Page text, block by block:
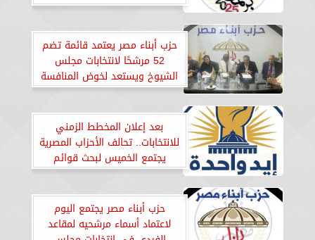
حزب أبناء مصر يعتمد قائمة تضم
52 مرشحًا لانتخابات مجلس
الشيوخ ويستعد لخوض المنافسة
في 14 محافظة
بعد إعلان المخطط الزمني
للانتخابات.. تحالف الأحزاب المصرية
يجتمع الخميس لبحث قوائم
ومرشحي الشيوخ
حزب أبناء مصر يجتمع اليوم
لاعتماد أسماء مرشحيه لمقاعد